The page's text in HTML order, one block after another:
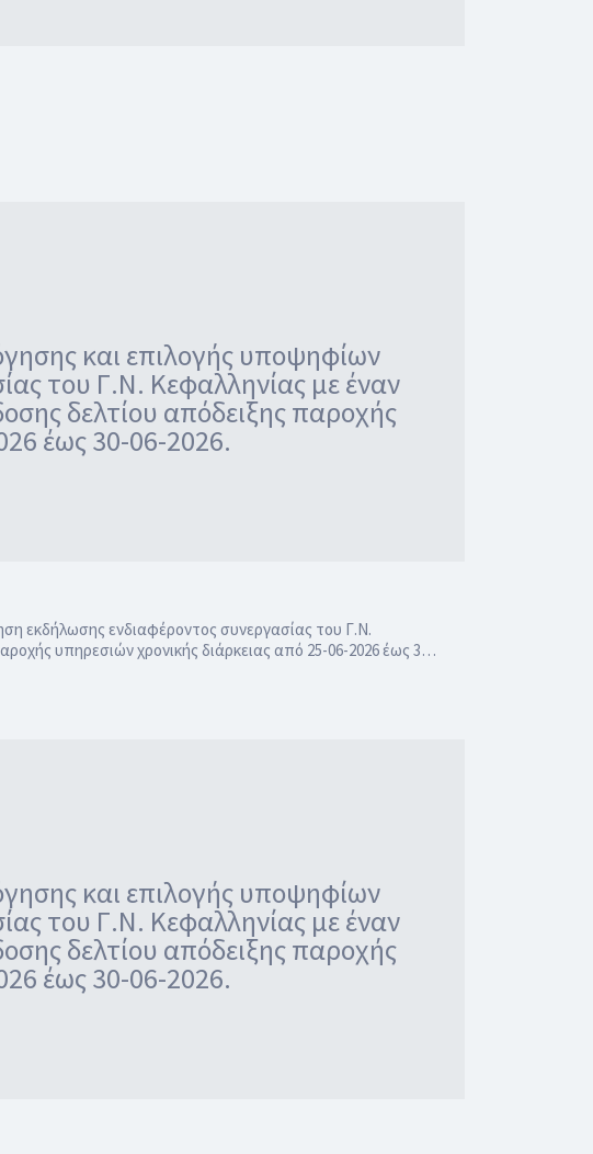
και επιλογής υποψηφίων
του Γ.Ν. Κεφαλληνίας με έναν
δελτίου απόδειξης παροχής
έως 30-06-2026.
εκδήλωσης ενδιαφέροντος συνεργασίας του Γ.Ν.
υπηρεσιών χρονικής διάρκειας από 25-06-2026 έως 3…
και επιλογής υποψηφίων
του Γ.Ν. Κεφαλληνίας με έναν
δελτίου απόδειξης παροχής
έως 30-06-2026.